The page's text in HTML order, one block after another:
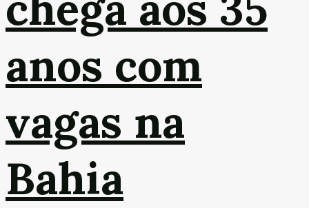
anos com
vagas na
Bahia